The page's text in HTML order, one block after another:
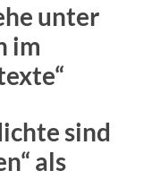
unter
im
sind
als